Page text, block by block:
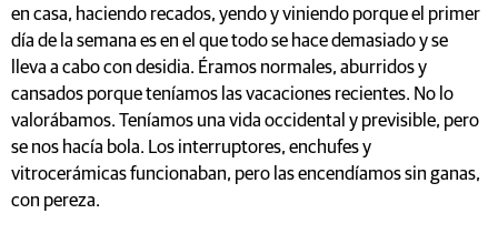
en casa, haciendo recados, yendo y viniendo porque el primer
día de la semana es en el que todo se hace demasiado y se
lleva a cabo con desidia. Éramos normales, aburridos y
cansados porque teníamos las vacaciones recientes. No lo
valorábamos. Teníamos una vida occidental y previsible, pero
se nos hacía bola. Los interruptores, enchufes y
vitrocerámicas funcionaban, pero las encendíamos sin ganas,
con pereza.